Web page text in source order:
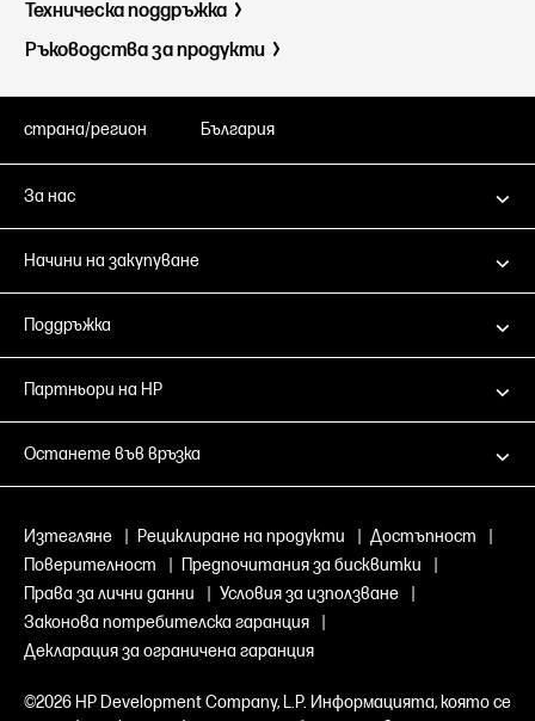
Техническа поддръжка
Ръководства за продукти
страна/регион България
За нас
Начини на закупуване
Поддръжка
Партньори на HP
Останете във връзка
Изтегляне Рециклиране на продукти Достъпност
Поверителност
Предпочитания за бисквитки
Права за лични данни
Условия за използване
Законова потребителска гаранция
Декларация за ограничена гаранция
©2026 HP Development Company, L.P. Информацията, която се